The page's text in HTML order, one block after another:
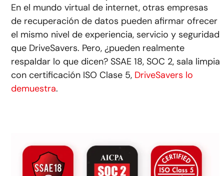
En el mundo virtual de internet, otras empresas
de recuperación de datos pueden afirmar ofrecer
el mismo nivel de experiencia, servicio y seguridad
que DriveSavers. Pero, ¿pueden realmente
respaldar lo que dicen? SSAE 18, SOC 2, sala limpia
con certificación ISO Clase 5, DriveSavers lo
demuestra.